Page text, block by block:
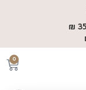
משלוח חינם ברכישה מעל 350 ₪
0